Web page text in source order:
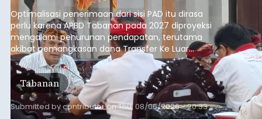
anggaran 2027.
Optimalisasi penerimaan dari sisi PAD itu dirasa
perlu karena APBD Tabanan pada 2027 diproyeksi
mengalami penurunan pendapatan, terutama
akibat pemangkasan dana Transfer Ke Luar
Daerah (TKD) dari pemerintah pusat.
Tabanan
Submitted bycontributoronThu, 08/06/2026 - 20:33